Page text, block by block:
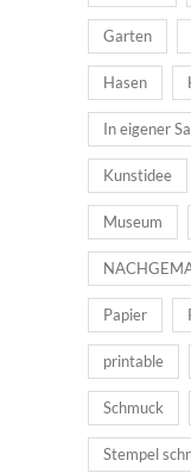
Garten
Hasen
In eigener
Kunstidee
Museum
Papier
printable
Schmuck
Stempel